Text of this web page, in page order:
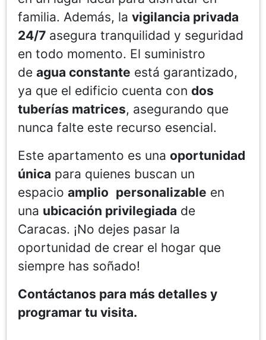
familia. Además, la vigilancia privada
24/7 asegura tranquilidad y seguridad
en todo momento. El suministro
de agua constante está garantizado,
ya que el edificio cuenta con dos
tuberías matrices, asegurando que
nunca falte este recurso esencial.
Este apartamento es una oportunidad
única para quienes buscan un
espacio amplio personalizable en
una ubicación privilegiada de
Caracas. ¡No dejes pasar la
oportunidad de crear el hogar que
siempre has soñado!
Contáctanos para más detalles y
programar tu visita.